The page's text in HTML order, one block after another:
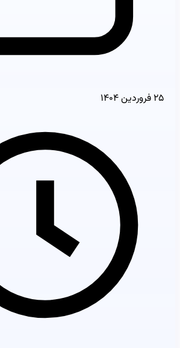
۲۵ فروردین ۱۴۰۴